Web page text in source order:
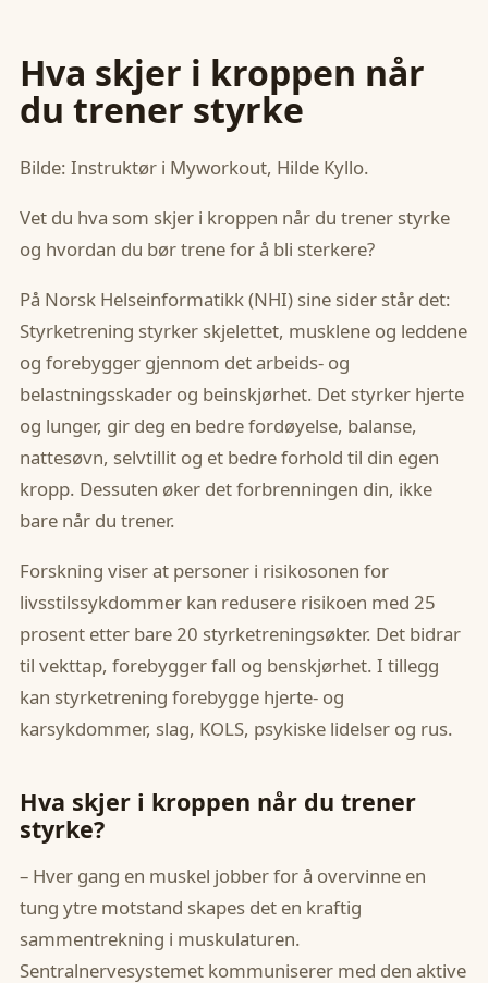
Hva skjer i kroppen når
du trener styrke
Bilde: Instruktør i Myworkout, Hilde Kyllo.
Vet du hva som skjer i kroppen når du trener styrke
og hvordan du bør trene for å bli sterkere?
På Norsk Helseinformatikk (NHI) sine sider står det:
Styrketrening styrker skjelettet, musklene og leddene
og forebygger gjennom det arbeids- og
belastningsskader og beinskjørhet. Det styrker hjerte
og lunger, gir deg en bedre fordøyelse, balanse,
nattesøvn, selvtillit og et bedre forhold til din egen
kropp. Dessuten øker det forbrenningen din, ikke
bare når du trener.
Forskning viser at personer i risikosonen for
livsstilssykdommer kan redusere risikoen med 25
prosent etter bare 20 styrketreningsøkter. Det bidrar
til vekttap, forebygger fall og benskjørhet. I tillegg
kan styrketrening forebygge hjerte- og
karsykdommer, slag, KOLS, psykiske lidelser og rus.
Hva skjer i kroppen når du trener
styrke?
– Hver gang en muskel jobber for å overvinne en
tung ytre motstand skapes det en kraftig
sammentrekning i muskulaturen.
Sentralnervesystemet kommuniserer med den aktive